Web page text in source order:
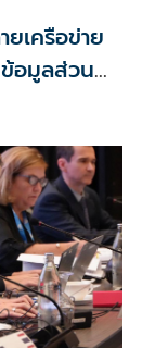
เครือข่าย
อมูลส่วน